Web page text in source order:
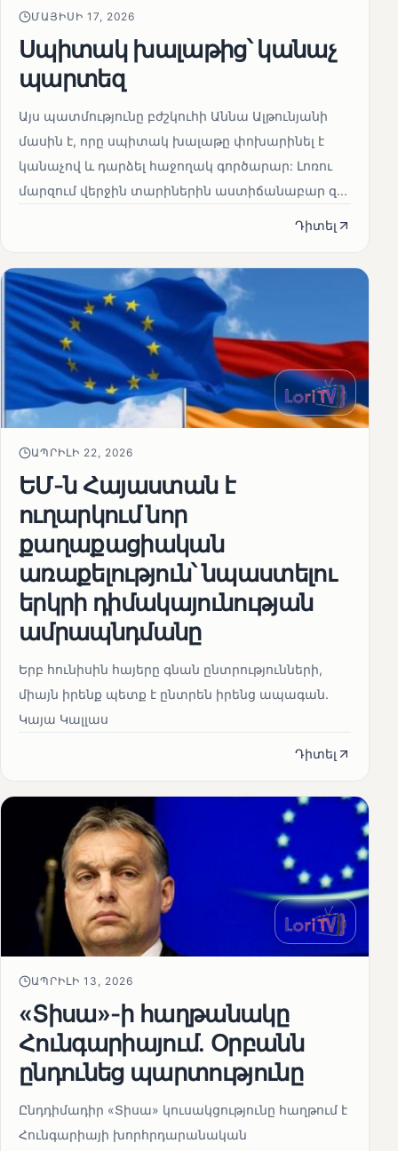
ՄԱՅԻՍԻ 17, 2026
Սպիտակ խալաթից՝ կանաչ
պարտեզ
Այս պատմությունը բժշկուհի Աննա Ալթունյանի
մասին է, որը սպիտակ խալաթը փոխարինել է
կանաչով և դարձել հաջողակ գործարար: Լոռու
մարզում վերջին տարիներին աստիճանաբար զ...
Դիտել
ԱՊՐԻԼԻ 22, 2026
ԵՄ-ն Հայաստան է
ուղարկում նոր
քաղաքացիական
առաքելություն՝ նպաստելու
երկրի դիմակայունության
ամրապնդմանը
Երբ հունիսին հայերը գնան ընտրությունների,
միայն իրենք պետք է ընտրեն իրենց ապագան.
Կայա Կալլաս
Դիտել
ԱՊՐԻԼԻ 13, 2026
«Տիսա»-ի հաղթանակը
Հունգարիայում․ Օրբանն
ընդունեց պարտությունը
Ընդդիմադիր «Տիսա» կուսակցությունը հաղթում է
Հունգարիայի խորհրդարանական